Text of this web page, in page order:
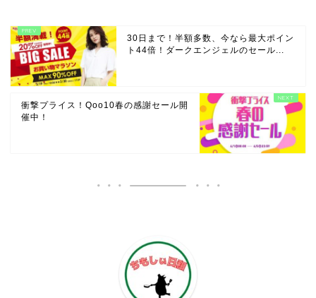
30日まで！半額多数、今なら最大ポイン
ト44倍！ダークエンジェルのセール...
衝撃プライス！Qoo10春の感謝セール開
催中！